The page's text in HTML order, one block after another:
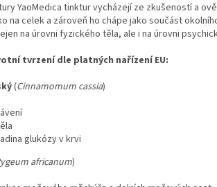
YaoMedica tinktur vycházejí ze zkušeností a
na celek a zároveň ho chápe jako součást
na úrovni fyzického těla, ale i na úrovni
tvrzení dle platných nařízení EU:
(Cinnamomum cassia)
glukózy v krvi
africanum)